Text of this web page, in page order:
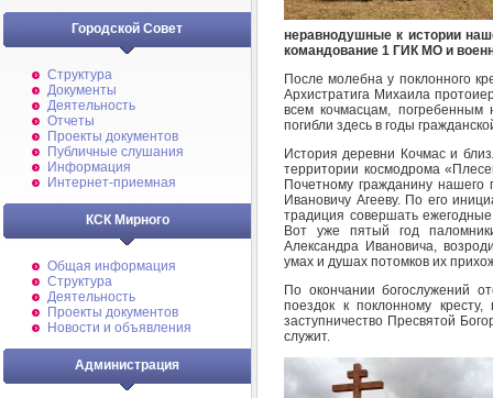
Городской Совет
Структура
Документы
Деятельность
Отчеты
Проекты документов
Публичные слушания
Информация
Интернет-приемная
КСК Мирного
Общая информация
Структура
Деятельность
Проекты документов
Новости и объявления
Администрация
неравнодушные к истории
командование 1 ГИК МО и
После молебна у поклонного
Архистратига Михаила
всем кочмаcцам,
погибли здесь в годы
История деревни Кочмас и
территории космодрома
Почетному гражданину нашего
Ивановичу Агееву. По его
традиция совершать
Вот уже пятый год
Александра Ивановича,
умах и душах потомков их
По окончании богослужений
поездок к поклонному
заступничество Пресвятой
служит.